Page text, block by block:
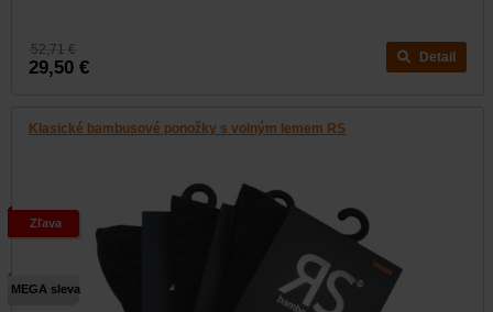
52,71 €
29,50 € Detail
Klasické bambusové ponožky s volným lemem RS
MEGA sleva
Zľava